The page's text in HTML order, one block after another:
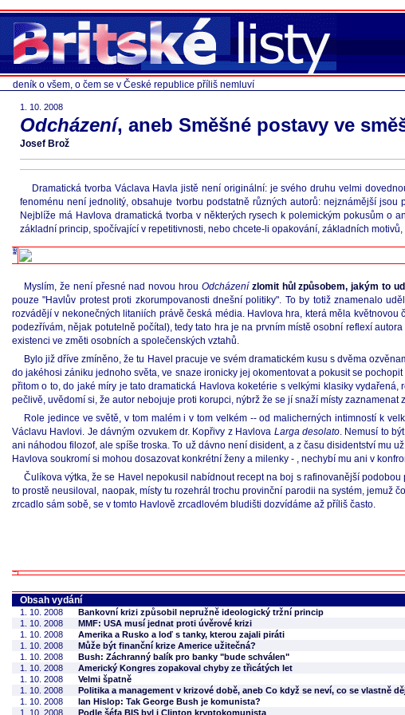
deník o všem, o čem se v České republice příliš nemluví
1. 10. 2008
Odcházení, aneb Směšné postavy ve
Josef Brož
Dramatická tvorba Václava Havla jistě není originální: je svého druhu velmi
fenoménu není jednolitý, obsahuje tvorbu podstatně různých autorů: nejznámější
Nejblíže má Havlova dramatická tvorba v některých rysech k polemickým pokusům o
základní princip, spočívající v repetitivnosti, nebo chcete-li opakování, základních
Myslím, že není přesné nad novou hrou Odcházení zlomit hůl způsobem, jakým to
pouze "Havlův protest proti zkorumpovanosti dnešní politiky". To by totiž znamenalo
rozvádějí v nekonečných litaniích právě česká média. Havlova hra, která měla
podezřívám, nějak potutelně počítal), tedy tato hra je na prvním místě osobní reflexí
existenci ve změti osobních a společenských vztahů.
Bylo již dříve zmíněno, že tu Havel pracuje ve svém dramatickém kusu s dvěma
do jakéhosi zániku jednoho světa, ve snaze ironicky jej okomentovat a pokusit se
přitom o to, do jaké míry je tato dramatická Havlova koketérie s velkými klasiky
pečlivě, uvědomí si, že autor nebojuje proti korupci, nýbrž že se jí snaží místy
Role jedince ve světě, v tom malém i v tom velkém -- od malicherných intimností k
Václavu Havlovi. Je dávným ozvukem dr. Kopřivy z Havlova Larga desolato. Nemusí to
ani náhodou filozof, ale spíše troska. To už dávno není disident, a z času disidentství mu
Havlova soukromí si mohou dosazovat konkrétní ženy a milenky - , nechybí mu ani v
Čulíkova výtka, že se Havel nepokusil nabídnout recept na boj s rafinovanější
to prostě neusiloval, naopak, místy tu rozehrál trochu provinční parodii na systém, jemuž
zrcadlo sám sobě, se v tomto Havlově zrcadlovém bludišti dozvídáme až příliš často.
Obsah vydání
1. 10. 2008
Bankovní krizi způsobil nepružně ideologický tržní princip
1. 10. 2008
MMF: USA musí jednat proti úvěrové krizi
1. 10. 2008
Amerika a Rusko a loď s tanky, kterou zajali piráti
1. 10. 2008
Může být finanční krize Americe užitečná?
1. 10. 2008
Bush: Záchranný balík pro banky "bude schválen"
1. 10. 2008
Americký Kongres zopakoval chyby ze třicátých let
1. 10. 2008
Velmi špatně
1. 10. 2008
Politika a management v krizové době, aneb Co když se neví, co se vlastně
1. 10. 2008
Ian Hislop: Tak George Bush je komunista?
1. 10. 2008
Podle šéfa BIS byl i Clinton kryptokomunista